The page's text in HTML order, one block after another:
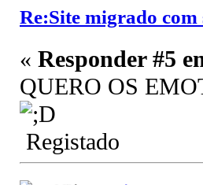
Re:Site migrado com
« Responder #5
QUERO OS
Registado